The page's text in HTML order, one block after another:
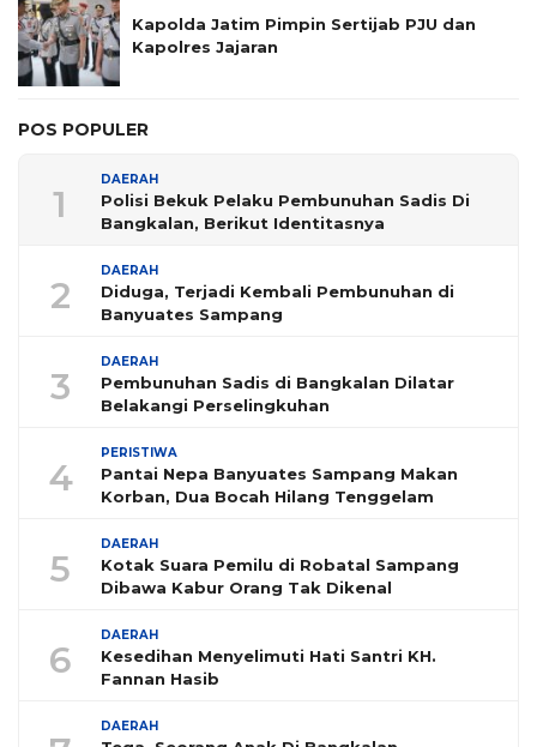
Kapolda Jatim Pimpin Sertijab PJU dan
Kapolres Jajaran
POS POPULER
1
DAERAH
Polisi Bekuk Pelaku Pembunuhan Sadis Di
Bangkalan, Berikut Identitasnya
2
DAERAH
Diduga, Terjadi Kembali Pembunuhan di
Banyuates Sampang
3
DAERAH
Pembunuhan Sadis di Bangkalan Dilatar
Belakangi Perselingkuhan
4
PERISTIWA
Pantai Nepa Banyuates Sampang Makan
Korban, Dua Bocah Hilang Tenggelam
5
DAERAH
Kotak Suara Pemilu di Robatal Sampang
Dibawa Kabur Orang Tak Dikenal
6
DAERAH
Kesedihan Menyelimuti Hati Santri KH.
Fannan Hasib
DAERAH